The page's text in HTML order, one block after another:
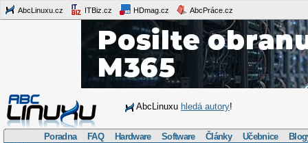
AbcLinuxu.cz ITBiz.cz HDmag.cz AbcPráce.cz
AbcLinuxu hledá autory!
Poradna FAQ Hardware Software Články Učebnice